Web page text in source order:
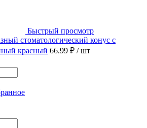
Быстрый просмотр
стоматологический конус с
красный 66.99 ₽ / шт